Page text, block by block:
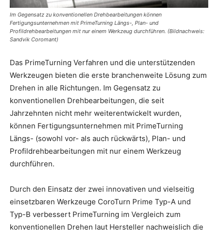
Im Gegensatz zu konventionellen Drehbearbeitungen können
Fertigungsunternehmen mit PrimeTurning Längs-, Plan- und
Profildrehbearbeitungen mit nur einem Werkzeug durchführen. (Bildnachweis:
Sandvik Coromant)
Das PrimeTurning Verfahren und die unterstützenden
Werkzeugen bieten die erste branchenweite Lösung zum
Drehen in alle Richtungen. Im Gegensatz zu
konventionellen Drehbearbeitungen, die seit
Jahrzehnten nicht mehr weiterentwickelt wurden,
können Fertigungsunternehmen mit PrimeTurning
Längs- (sowohl vor- als auch rückwärts), Plan- und
Profildrehbearbeitungen mit nur einem Werkzeug
durchführen.
Durch den Einsatz der zwei innovativen und vielseitig
einsetzbaren Werkzeuge CoroTurn Prime Typ-A und
Typ-B verbessert PrimeTurning im Vergleich zum
konventionellen Drehen laut Hersteller nachweislich die